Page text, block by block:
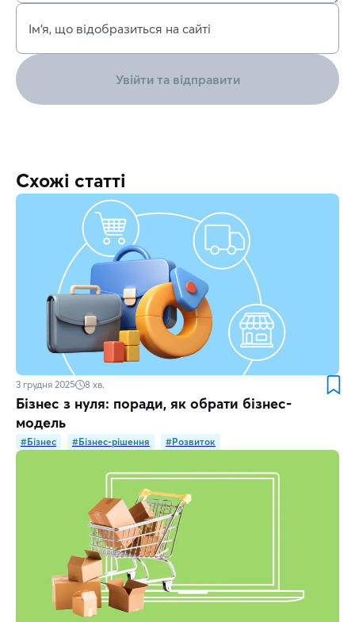
Ім’я, що відобразиться на сайті
Увійти та відправити
Схожі статті
3 грудня 2025 8 хв.
Бізнес з нуля: поради, як обрати бізнес-
модель
#Бізнес #Бізнес-рішення #Розвиток